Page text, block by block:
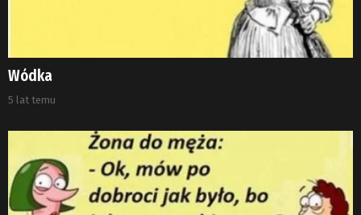
Wódka
5 lat temu